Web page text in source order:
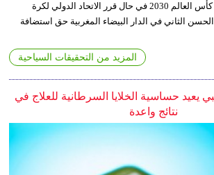
الانسحاب من استضافة كأس العالم 2030 في حال قرر الاتحاد الدولي لكرة
الثاني في الدار البيضاء المغربية حق استضافة
المزيد من التحقيقات السياحية
يعيد حساسية الخلايا السرطانية للعلاج في
نتائج واعدة